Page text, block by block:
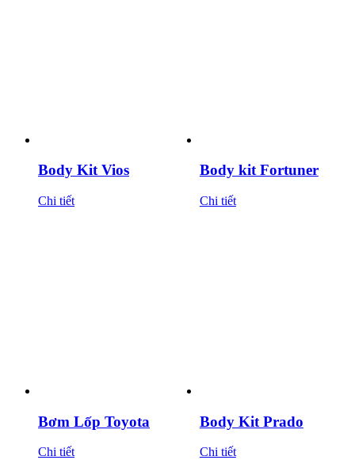
Body Kit Vios
Chi tiết
Body kit Fortuner
Chi tiết
Bơm Lốp Toyota
Chi tiết
Body Kit Prado
Chi tiết